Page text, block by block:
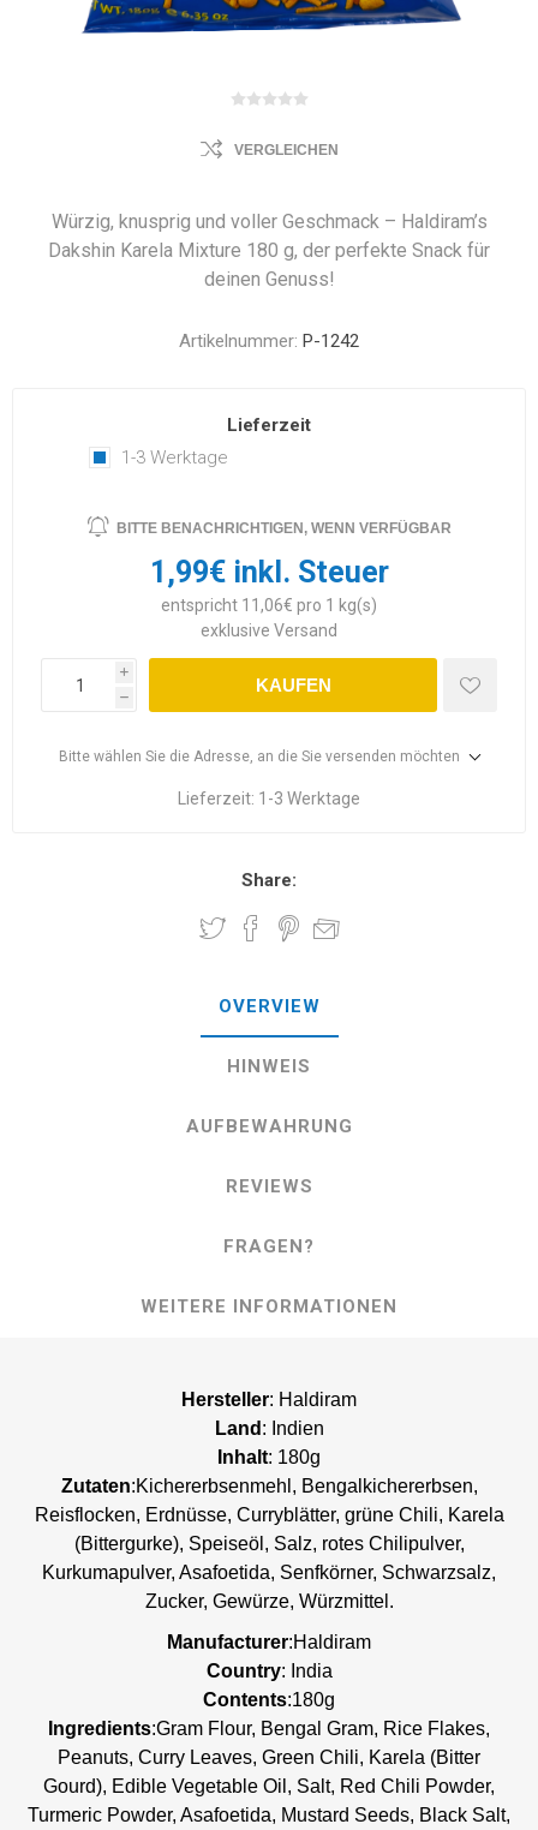
VERGLEICHEN
Würzig, knusprig und voller Geschmack – Haldiram’s
Dakshin Karela Mixture 180 g, der perfekte Snack für
deinen Genuss!
Artikelnummer: P-1242
Lieferzeit
1-3 Werktage
BITTE BENACHRICHTIGEN, WENN VERFÜGBAR
1,99€ inkl. Steuer
entspricht 11,06€ pro 1 kg(s)
exklusive Versand
i
h
KAUFEN
Bitte wählen Sie die Adresse, an die Sie versenden möchten
Lieferzeit: 1-3 Werktage
Share:
OVERVIEW
HINWEIS
AUFBEWAHRUNG
REVIEWS
FRAGEN?
WEITERE INFORMATIONEN
Hersteller: Haldiram
Land : Indien
Inhalt: 180g
Zutaten:Kichererbsenmehl, Bengalkichererbsen,
Reisflocken, Erdnüsse, Curryblätter, grüne Chili, Karela
(Bittergurke), Speiseöl, Salz, rotes Chilipulver,
Kurkumapulver, Asafoetida, Senfkörner, Schwarzsalz,
Zucker, Gewürze, Würzmittel.
Manufacturer:Haldiram
Country: India
Contents:180g
Ingredients:Gram Flour, Bengal Gram, Rice Flakes,
Peanuts, Curry Leaves, Green Chili, Karela (Bitter
Gourd), Edible Vegetable Oil, Salt, Red Chili Powder,
Turmeric Powder, Asafoetida, Mustard Seeds, Black Salt,